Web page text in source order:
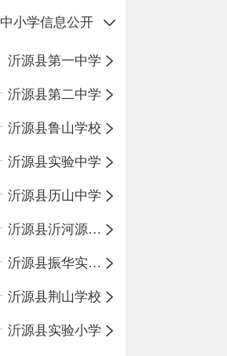
中小学信息公开
沂源县第一中学
沂源县第二中学
沂源县鲁山学校
沂源县实验中学
沂源县历山中学
沂源县沂河源学校
沂源县振华实验学校
沂源县荆山学校
沂源县实验小学